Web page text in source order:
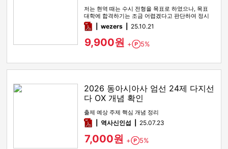
저는 현역 때는 수시 전형을 목표로 하였으나, 목표
대학에 합격하기는 조금 어렵겠다고 판단하여 정시
전형을 노리며 재수를 시…
pdfwezers 25.10.21
9,900원 + Point
5%
2026 동아시아사 엄선 24제 다지선
다 OX 개념 확인
출제 예상 주제 핵심 개념 정리
pdf역사신인섭 25.07.23
7,000원 + Point
5%